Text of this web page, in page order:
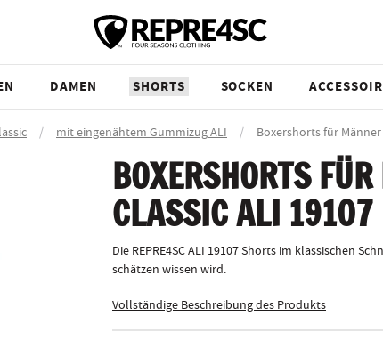
DAMEN SHORTS SOCKEN
/ mit eingenähtem Gummizug ALI / Boxershorts für Männer
BOXERSHORTS
CLASSIC ALI 19107
Die REPRE4SC ALI 19107 Shorts im klassischen
schätzen wissen wird.
Vollständige Beschreibung des Produkts